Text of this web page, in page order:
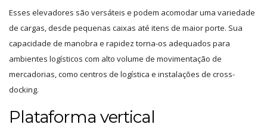
Esses elevadores são versáteis e podem acomodar uma variedade
de cargas, desde pequenas caixas até itens de maior porte. Sua
capacidade de manobra e rapidez torna-os adequados para
ambientes logísticos com alto volume de movimentação de
mercadorias, como centros de logística e instalações de cross-
docking.
Plataforma vertical